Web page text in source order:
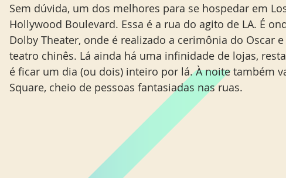
Sem dúvida, um dos melhores para se hospedar em
Hollywood Boulevard. Essa é a rua do agito de LA. É
Dolby Theater, onde é realizado a cerimônia do Oscar
teatro chinês. Lá ainda há uma infinidade de lojas,
é ficar um dia (ou dois) inteiro por lá. À noite também
Square, cheio de pessoas fantasiadas nas ruas.